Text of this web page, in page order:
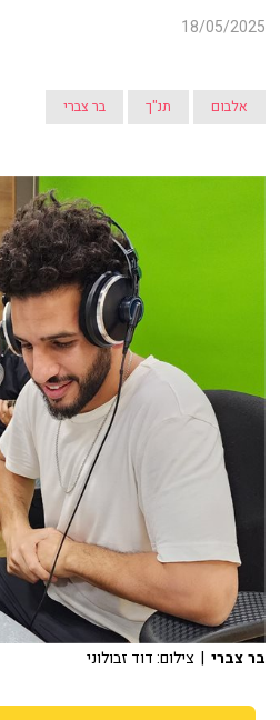
18/05/2025
אלבום תנ"ך בר צברי
בר צברי | צילום: דוד זבולוני